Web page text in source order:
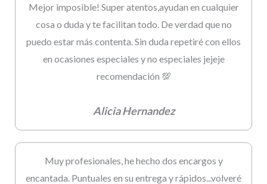
Mejor imposible! Super atentos,ayudan en cualquier
cosa o duda y te facilitan todo. De verdad que no
puedo estar más contenta. Sin duda repetiré con ellos
en ocasiones especiales y no especiales jejeje
recomendación 💯
Alicia Hernandez
Muy profesionales, he hecho dos encargos y
encantada. Puntuales en su entrega y rápidos...volveré